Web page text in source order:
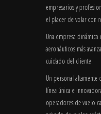
empresarios y
el placer de volar con
Una empresa
aeronáuticos más
cuidado del cliente.
Un personal altamente
línea única e
operadores de vuelo